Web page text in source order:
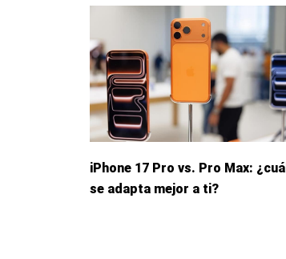
iPhone 17 Pro vs. Pro Max: ¿cuál
se adapta mejor a ti?